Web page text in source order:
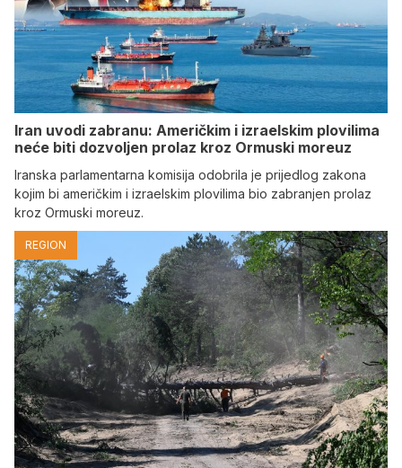
Iran uvodi zabranu: Američkim i izraelskim plovilima
neće biti dozvoljen prolaz kroz Ormuski moreuz
Iranska parlamentarna komisija odobrila je prijedlog zakona
kojim bi američkim i izraelskim plovilima bio zabranjen prolaz
kroz Ormuski moreuz.
REGION